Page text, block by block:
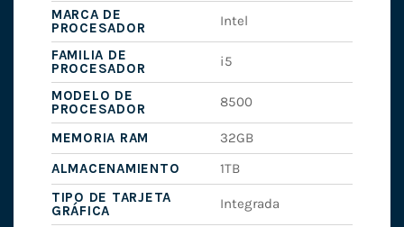
MARCA DE
PROCESADOR
Intel
FAMILIA DE
PROCESADOR
i5
MODELO DE
PROCESADOR
8500
MEMORIA RAM
32GB
ALMACENAMIENTO
1TB
TIPO DE TARJETA
GRÁFICA
Integrada